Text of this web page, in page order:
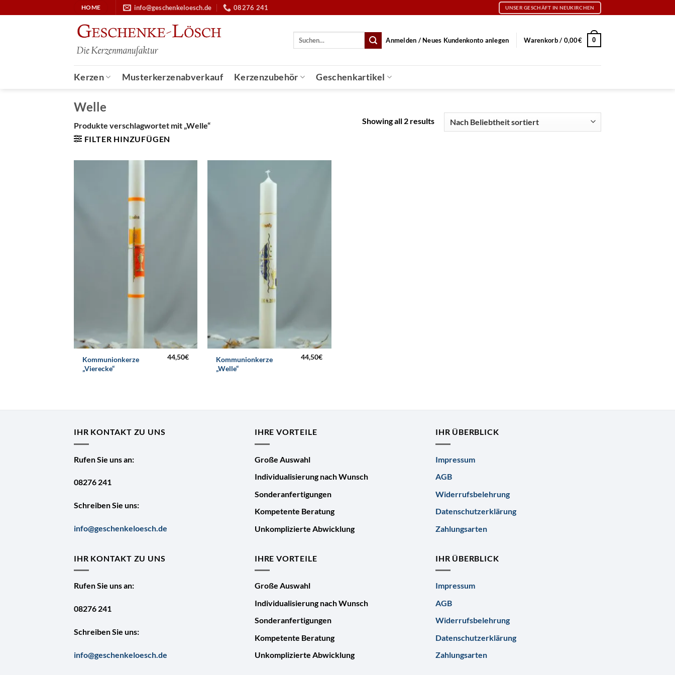
Inhalt
HOME info@geschenkeloesch.de 08276 241 UNSER GESCHÄFT IN NEUKIRCHEN
Suche
Anmelden / Neues Kundenkonto anlegen Warenkorb / 0,00€ 0
Kerzen Musterkerzenabverkauf Kerzenzubehör Geschenkartikel
Welle
Produkte verschlagwortet mit „Welle“
FILTER HINZUFÜGEN
Showing all 2 results
Kommunionkerze
„Vierecke“
44,50€
Kommunionkerze
„Welle“
44,50€
IHR KONTAKT ZU UNS
Rufen Sie uns an:
08276 241
Schreiben Sie uns:
info@geschenkeloesch.de
IHRE VORTEILE
Große Auswahl
Individualisierung nach Wunsch
Sonderanfertigungen
Kompetente Beratung
Unkomplizierte Abwicklung
IHR ÜBERBLICK
Impressum
AGB
Widerrufsbelehrung
Datenschutzerklärung
Zahlungsarten
IHR KONTAKT ZU UNS
Rufen Sie uns an:
08276 241
Schreiben Sie uns:
info@geschenkeloesch.de
IHRE VORTEILE
Große Auswahl
Individualisierung nach Wunsch
Sonderanfertigungen
Kompetente Beratung
Unkomplizierte Abwicklung
IHR ÜBERBLICK
Impressum
AGB
Widerrufsbelehrung
Datenschutzerklärung
Zahlungsarten